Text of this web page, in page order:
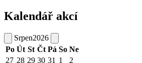
Kalendář akcí
Srpen2026
Po Út St Čt Pá So Ne
27 28 29 30 31 1 2